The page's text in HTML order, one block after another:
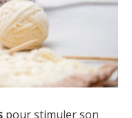
pour stimuler son